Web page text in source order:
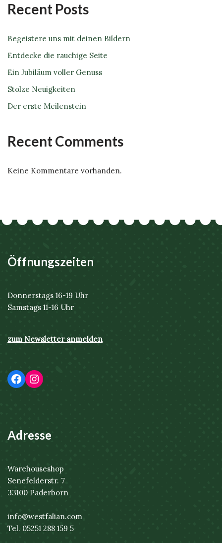
Recent Posts
Begeistere uns mit deinen Bildern
Entdecke die rauchige Seite
Ein Jubiläum voller Genuss
Stolze Neuigkeiten
Der erste Meilenstein
Recent Comments
Keine Kommentare vorhanden.
Öffnungszeiten
Donnerstags 16-19 Uhr
Samstags 11-16 Uhr
zum Newsletter anmelden
Adresse
Warehouseshop
Senefelderstr. 7
33100 Paderborn
info@westfalian.com
Tel. 05251 288 159 5